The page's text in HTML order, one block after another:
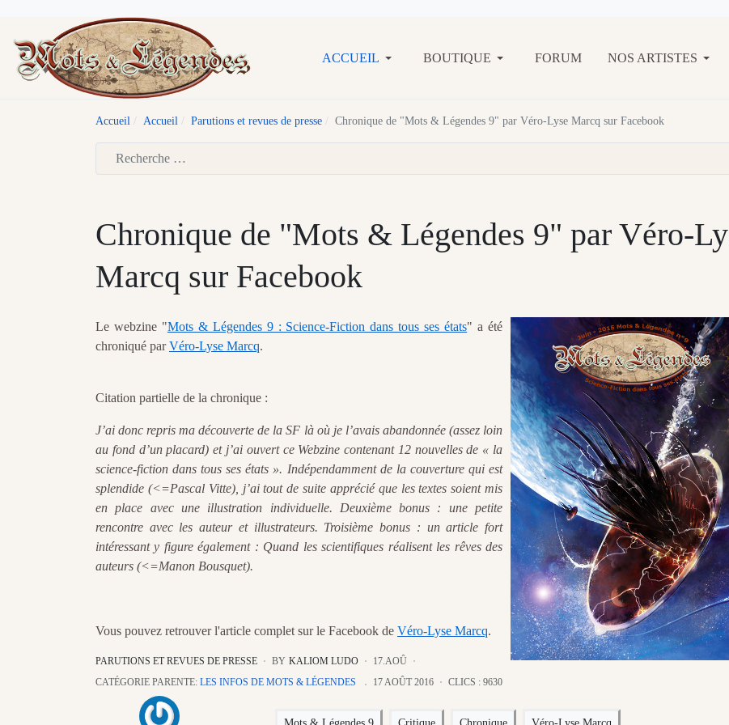
ACCUEIL BOUTIQUE FORUM NOS ARTISTES
Accueil Accueil Parutions et revues de presse Chronique de "Mots & Légendes 9" par Véro-Lyse Marcq sur Facebook
Chronique de "Mots & Légendes 9" par Véro-
Marcq sur Facebook
Le webzine "Mots & Légendes 9 : Science-Fiction dans tous ses états" a été
chroniqué parVéro-Lyse Marcq.
Citation partielle de la chronique :
J’ai donc repris ma découverte de la SF là où je l’avais abandonnée (assez loin
au fond d’un placard) et j’ai ouvert ce Webzine contenant 12 nouvelles de « la
science-fiction dans tous ses états ». Indépendamment de la couverture qui est
splendide (<=Pascal Vitte), j’ai tout de suite apprécié que les textes soient mis
en place avec une illustration individuelle. Deuxième bonus : une petite
rencontre avec les auteur et illustrateurs. Troisième bonus : un article fort
intéressant y figure également : Quand les scientifiques réalisent les rêves des
auteurs (<=Manon Bousquet).
Vous pouvez retrouver l'article complet sur le Facebook de Véro-Lyse Marcq.
PARUTIONS ET REVUES DE PRESSE BY KALIOM LUDO
17.AOÛ
CATÉGORIE PARENTE: LES INFOS DE MOTS & LÉGENDES 17 AOÛT 2016 CLICS : 9630